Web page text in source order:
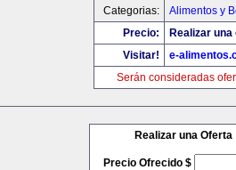
Categorias:
Alimentos y
Precio:
Realizar
Visitar!
e-
Serán consideradas
Realizar una Oferta
Precio Ofrecido $